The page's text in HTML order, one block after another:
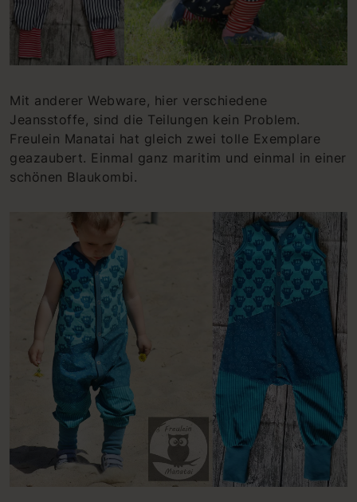
Mit anderer Webware, hier verschiedene
Jeansstoffe, sind die Teilungen kein Problem.
Freulein Manatai hat gleich zwei tolle Exemplare
geazaubert. Einmal ganz maritim und einmal in einer
schönen Blaukombi.